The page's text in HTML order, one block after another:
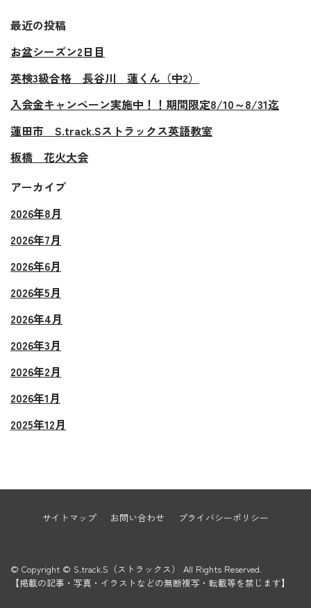
最近の投稿
お盆シーズン2日目
英検3級合格 長谷川 蓮くん（中2）
入会金キャンペーン実施中！！期間限定8/10～8/31迄
蓮田市 S.track.Sストラックス英語教室
板橋 花火大会
アーカイブ
2026年8月
2026年7月
2026年6月
2026年5月
2026年4月
2026年3月
2026年2月
2026年1月
2025年12月
サイトマップ お問い合わせ プライバシーポリシー
© Copyright © S.track.S（ストラックス） All Rights Reserved.
【掲載の記事・写真・イラストなどの無断複写・転載等を禁じます】